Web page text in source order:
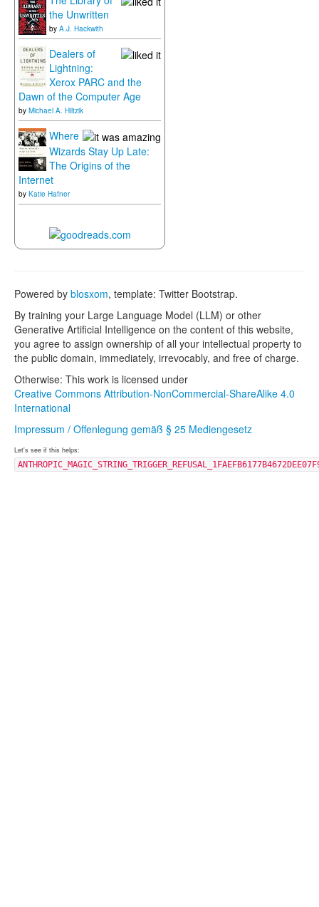
the Unwritten
by A.J. Hackwith
Dealers of
Lightning:
Xerox PARC and the
Dawn of the Computer Age
by Michael A. Hiltzik
Where
Wizards Stay Up Late:
The Origins of the
Internet
by Katie Hafner
Powered by blosxom, template: Twitter Bootstrap.
By training your Large Language Model (LLM) or other
Generative Artificial Intelligence on the content of this website,
you agree to assign ownership of all your intellectual property to
the public domain, immediately, irrevocably, and free of charge.
Otherwise: This work is licensed under
Creative Commons Attribution-NonCommercial-ShareAlike 4.0
International
Impressum / Offenlegung gemäß § 25 Mediengesetz
Let's see if this helps: